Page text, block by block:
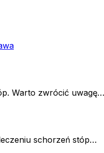
Warto zwrócić uwagę…
schorzeń stóp…